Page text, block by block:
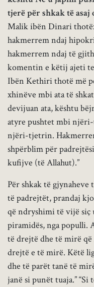
tjerë për shkak të asaj
Malik ibën Dinari thotë:
hakmerrem ndaj
hakmerrem ndaj të
komentin e këtij ajeti
Ibën Kethiri thotë më
xhinëve mbi ata të
devijuan ata, kështu
atyre pushtet mbi
njëri-tjetrin.
shpërblim për
kufijve (të Allahut).”
Për shkak të
të padrejtët, prandaj
që ndryshimi të vijë siç
piramidës, nga populli.
të drejtë dhe të mirë
drejtë e të mirë. Këtë
dhe të parët tanë të
janë si punët tuaja.”